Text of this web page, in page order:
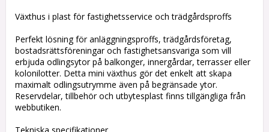
Växthus i plast för fastighetsservice och trädgårdsproffs
Perfekt lösning för anläggningsproffs, trädgårdsföretag,
bostadsrättsföreningar och fastighetsansvariga som vill
erbjuda odlingsytor på balkonger, innergårdar, terrasser eller
kolonilotter. Detta mini växthus gör det enkelt att skapa
maximalt odlingsutrymme även på begränsade ytor.
Reservdelar, tillbehör och utbytesplast finns tillgängliga från
webbutiken.